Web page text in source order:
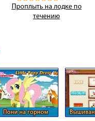
Проплыть на лодке по
течению
Пони на горном